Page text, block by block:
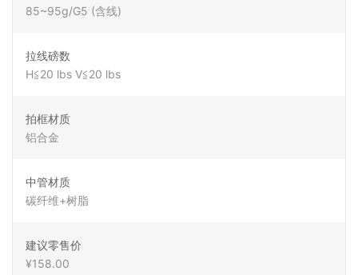
85~95g/G5 (含线)
拉线磅数
H≦20 lbs V≦20 lbs
拍框材质
铝合金
中管材质
碳纤维+树脂
建议零售价
¥158.00